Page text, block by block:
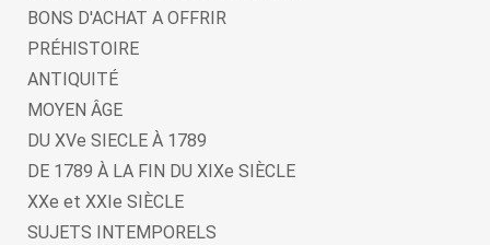
BONS D'ACHAT A OFFRIR
PRÉHISTOIRE
ANTIQUITÉ
MOYEN ÂGE
DU XVe SIECLE À 1789
DE 1789 À LA FIN DU XIXe SIÈCLE
XXe et XXIe SIÈCLE
SUJETS INTEMPORELS